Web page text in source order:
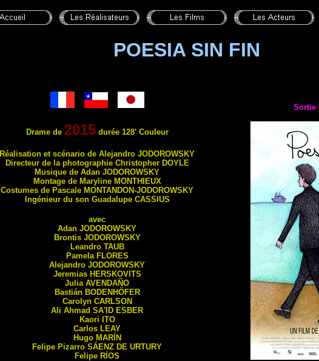
POESIA SIN FIN
Drame de 2015durée 128' Couleur
Réalisation et scénario de Alejandro JODOROWSKY
Directeur de la photographie Christopher DOYLE
Musique de Adan JODOROWSKY
Montage de Maryline MONTHIEUX
Costumes de Pascale MONTANDON-JODOROWSKY
Ingénieur du son Guadalupe CASSIUS
avec
Adan JODOROWSKY
Brontis JODOROWSKY
Leandro TAUB
Pamela FLORES
Alejandro JODOROWSKY
Jeremias HERSKOVITS
Julia AVENDAÑO
Bastián BODENHÖFER
Carolyn CARLSON
Ali Ahmad SA'ID ESBER
Kaori ITO
Carlos LEAY
Hugo MARÍN
Felipe Pizarro SÁENZ DE URTURY
Felipe RÍOS
Sortie